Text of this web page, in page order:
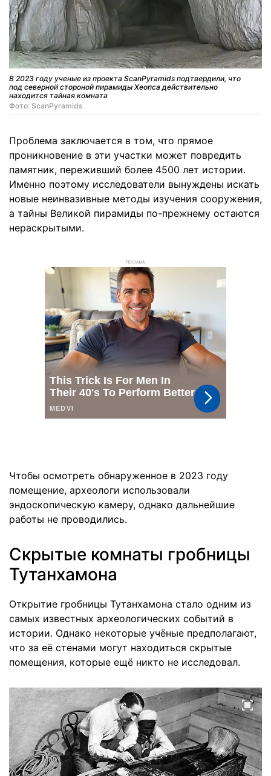
В 2023 году ученые из проекта ScanPyramids подтвердили, что
под северной стороной пирамиды Хеопса действительно
находится тайная комната
Фото: ScanPyramids
Проблема заключается в том, что прямое
проникновение в эти участки может повредить
памятник, переживший более 4500 лет истории.
Именно поэтому исследователи вынуждены искать
новые неинвазивные методы изучения сооружения,
а тайны Великой пирамиды по-прежнему остаются
нераскрытыми.
РЕКЛАМА
Чтобы осмотреть обнаруженное в 2023 году
помещение, археологи использовали
эндоскопическую камеру, однако дальнейшие
работы не проводились.
Скрытые комнаты гробницы
Тутанхамона
Открытие гробницы Тутанхамона стало одним из
самых известных археологических событий в
истории. Однако некоторые учёные предполагают,
что за её стенами могут находиться скрытые
помещения, которые ещё никто не исследовал.